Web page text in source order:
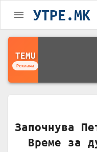
УТРЕ.MK
TEMU
Реклама
Започнува
Време за